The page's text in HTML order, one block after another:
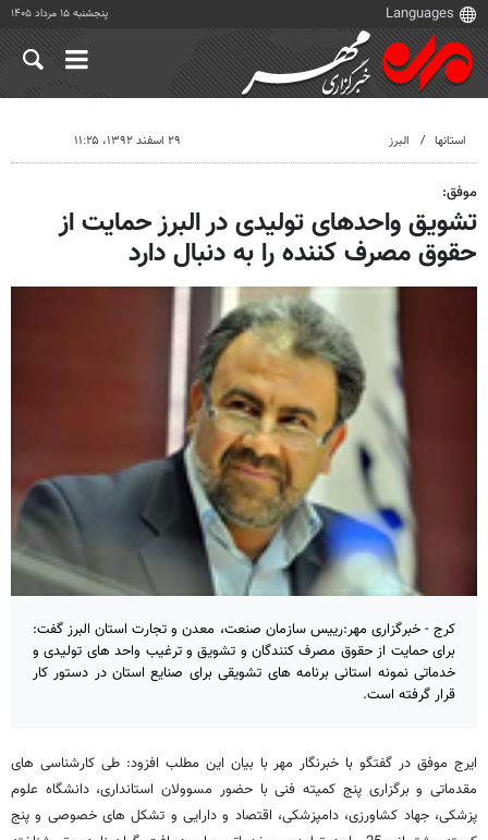
پنجشنبه ۱۵ مرداد ۱۴۰۵
استانها البرز ۲۹ اسفند ۱۳۹۲، ۱۱:۲۵
موفق:
تشویق واحدهای تولیدی در البرز حمایت از
حقوق مصرف کننده را به دنبال دارد
کرج - خبرگزاری مهر:رییس سازمان صنعت، معدن و تجارت استان البرز گفت:
برای حمایت از حقوق مصرف کنندگان و تشویق و ترغیب واحد های تولیدی و
خدماتی نمونه استانی برنامه های تشویقی برای صنایع استان در دستور کار
قرار گرفته است.
ایرج موفق در گفتگو با خبرنگار مهر با بیان این مطلب افزود: طی کارشناسی های
مقدماتی و برگزاری پنج کمیته فنی با حضور مسوولان استانداری، دانشگاه علوم
پزشکی، جهاد کشاورزی، دامپزشکی، اقتصاد و دارایی و تشکل های خصوصی و پنج